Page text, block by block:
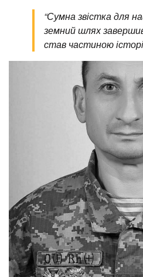
“Сумна звістка для
земний шлях
став частиною